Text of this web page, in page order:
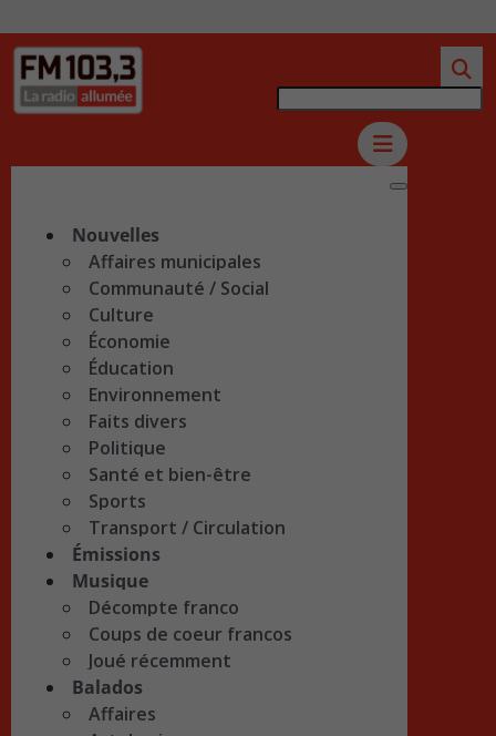
Nouvelles
Affaires municipales
Communauté / Social
Culture
Économie
Éducation
Environnement
Faits divers
Politique
Santé et bien-être
Sports
Transport / Circulation
Émissions
Musique
Décompte franco
Coups de coeur francos
Joué récemment
Balados
Affaires